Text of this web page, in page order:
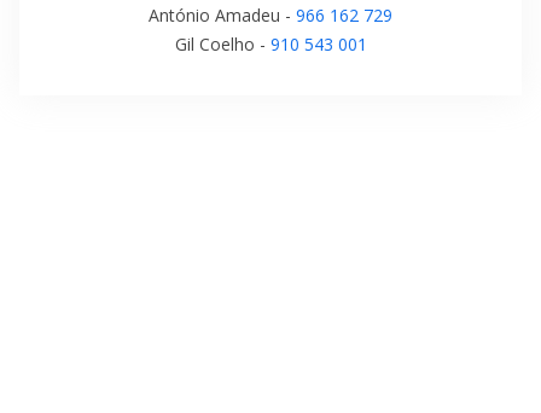
António Amadeu - 966 162 729
Gil Coelho - 910 543 001